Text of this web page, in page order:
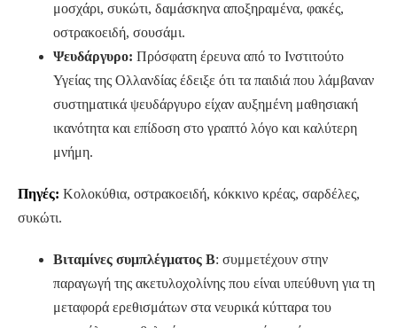
μοσχάρι, συκώτι, δαμάσκηνα αποξηραμένα, φακές,
οστρακοειδή, σουσάμι.
Ψευδάργυρο: Πρόσφατη έρευνα από το Ινστιτούτο
Υγείας της Ολλανδίας έδειξε ότι τα παιδιά που λάμβαναν
συστηματικά ψευδάργυρο είχαν αυξημένη μαθησιακή
ικανότητα και επίδοση στο γραπτό λόγο και καλύτερη
μνήμη.
Πηγές: Κολοκύθια, οστρακοειδή, κόκκινο κρέας, σαρδέλες,
συκώτι.
Βιταμίνες συμπλέγματος Β: συμμετέχουν στην
παραγωγή της ακετυλοχολίνης που είναι υπεύθυνη για τη
μεταφορά ερεθισμάτων στα νευρικά κύτταρα του